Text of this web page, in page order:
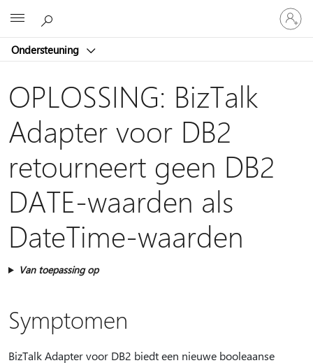
Ondersteuning
Meld
je
aan
je
OPLOSSING: BizTalk
Adapter voor DB2
retourneert geen DB2
DATE-waarden als
DateTime-waarden
Van toepassing op
Symptomen
BizTalk Adapter voor DB2 biedt een nieuwe booleaanse